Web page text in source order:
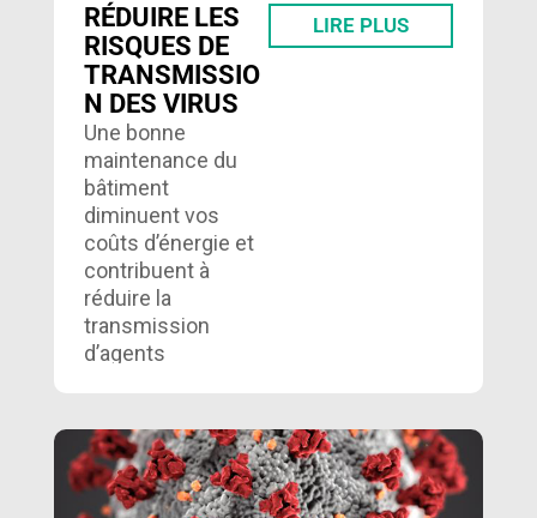
RÉDUIRE LES
RISQUES DE
TRANSMISSIO
N DES VIRUS
Une bonne
maintenance du
bâtiment
diminuent vos
coûts d’énergie et
contribuent à
réduire la
transmission
d’agents
…
LIRE PLUS